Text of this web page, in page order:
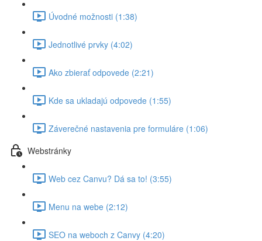
Úvodné možnosti (1:38)
Jednotlivé prvky (4:02)
Ako zbierať odpovede (2:21)
Kde sa ukladajú odpovede (1:55)
Záverečné nastavenia pre formuláre (1:06)
Webstránky
Web cez Canvu? Dá sa to! (3:55)
Menu na webe (2:12)
SEO na weboch z Canvy (4:20)